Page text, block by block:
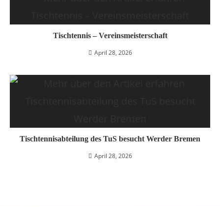
Tischtennis – Vereinsmeisterschaft
April 28, 2026
Tischtennisabteilung des TuS besucht Werder Bremen
April 28, 2026